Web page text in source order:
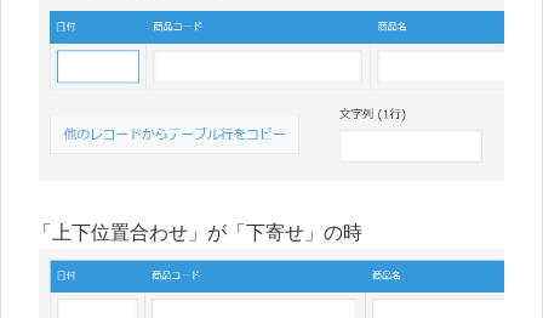
「上下位置合わせ」が「下寄せ」の時